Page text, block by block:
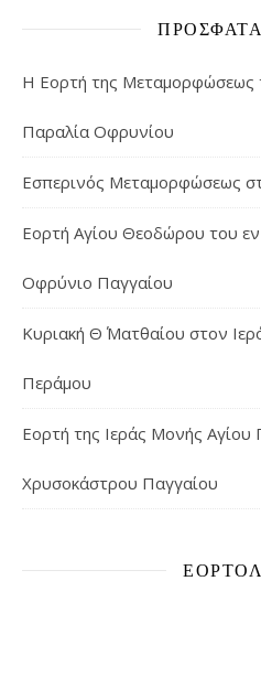
Η Εορτή της Μεταμορφώσεως
Παραλία Οφρυνίου
Εσπερινός Μεταμορφώσεως
Εορτή Αγίου Θεοδώρου του
Οφρύνιο Παγγαίου
Κυριακή Θ΄ Ματθαίου στον
Περάμου
Εορτή της Ιεράς Μονής Αγίου
Χρυσοκάστρου Παγγαίου